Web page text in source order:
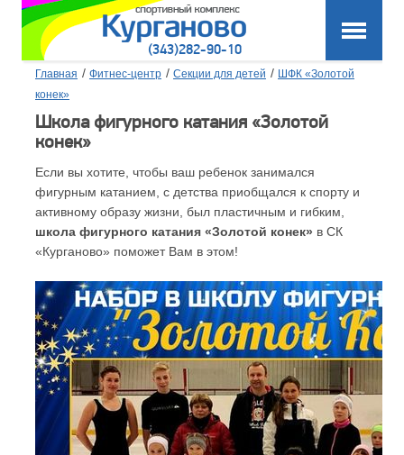
(343)282-90-10
Главная / Фитнес-центр / Секции для детей / ШФК «Золотой
конек»
Школа фигурного катания «Золотой
конек»
Если вы хотите, чтобы ваш ребенок занимался
фигурным катанием, с детства приобщался к спорту и
активному образу жизни, был пластичным и гибким,
школа фигурного катания «Золотой конек» в СК
«Курганово» поможет Вам в этом!